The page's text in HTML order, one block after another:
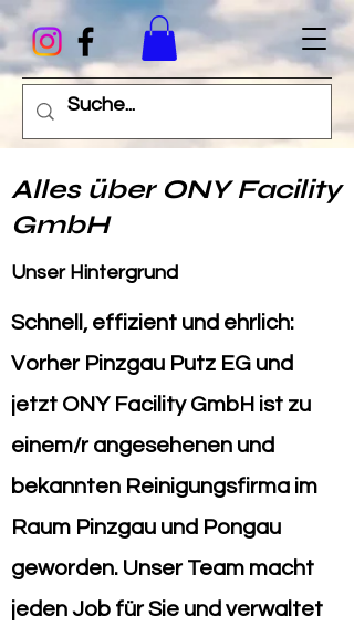
Alles über ONY Facility
GmbH
Unser Hintergrund
Schnell, effizient und ehrlich:
Vorher Pinzgau Putz EG und
jetzt ONY Facility GmbH ist zu
einem/r angesehenen und
bekannten Reinigungsfirma im
Raum Pinzgau und Pongau
geworden. Unser Team macht
jeden Job für Sie und verwaltet